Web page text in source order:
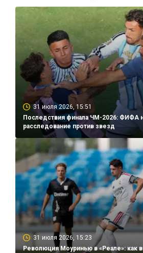
31 июля 2026, 15:51
Последствия финала ЧМ-2026: ФИФА
расследование против звезд
31 июля 2026, 15:23
Революция Моуринью в «Реале»: как